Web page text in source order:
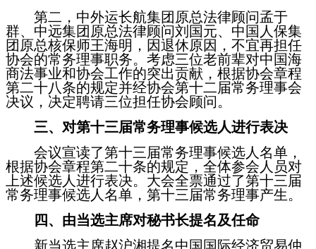
第二，中外运长航集团原总法律顾问孟于
群、中远集团原总法律顾问刘国元、中国人保集
团原总核保师王海明，因退休原因，不宜再担任
协会的常务理事职务。考虑三位老前辈对中国海
商法事业和协会工作的突出贡献，根据协会章程
第二十八条的规定并经协会第十二届常务理事会
决议，决定聘请三位担任协会顾问。
三、对第十三届常务理事候选人进行表决
会议宣读了第十三届常务理事候选人名单，
根据协会章程第二十条的规定，全体参会人员对
上述候选人进行表决。大会全票通过了第十三届
常务理事候选人名单，第十三届常务理事产生。
四、由当选主席对秘书长提名及任命
新当选主席赵沪湘提名中国国际经济贸易仲